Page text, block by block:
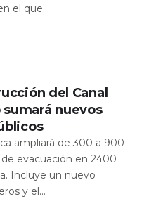
el que...
del Canal
nuevos
ampliará de 300 a 900
de evacuación en 2400
Incluye un nuevo
y el...